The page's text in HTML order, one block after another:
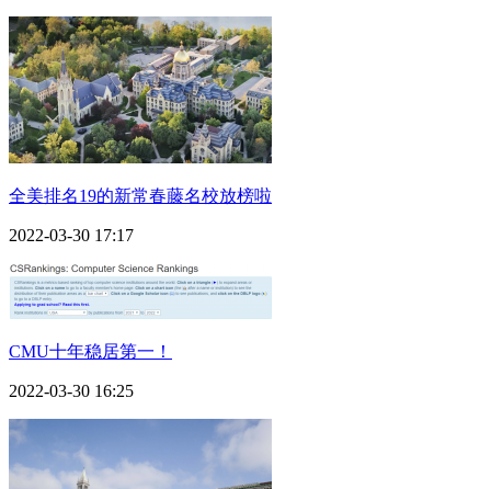
全美排名19的新常春藤名校放榜啦
2022-03-30 17:17
CMU十年稳居第一！
2022-03-30 16:25